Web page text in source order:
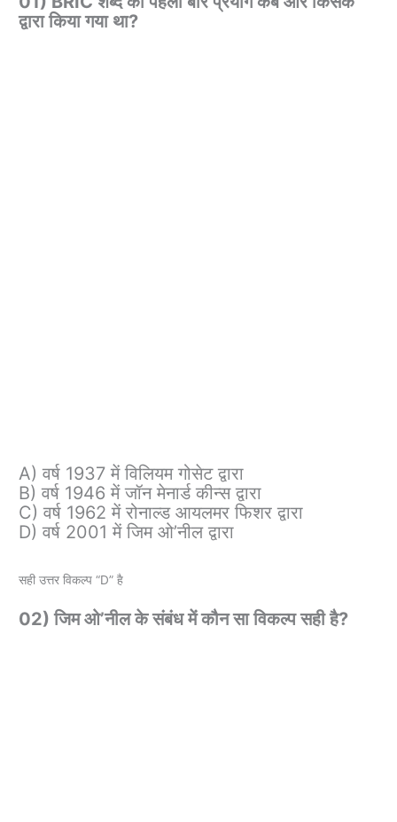
द्वारा किया गया था?
A) वर्ष 1937 में विलियम गोसेट द्वारा
B) वर्ष 1946 में जॉन मेनार्ड कीन्स द्वारा
C) वर्ष 1962 में रोनाल्ड आयलमर फिशर द्वारा
D) वर्ष 2001 में जिम ओ’नील द्वारा
सही उत्तर विकल्प “D” है
02) जिम ओ’नील के संबंध में कौन सा विकल्प सही है?